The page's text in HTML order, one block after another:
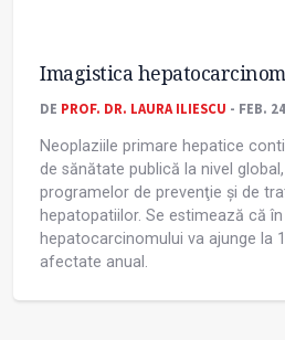
Imagistica
DE PROF. DR. LAURA ILIESCU - FEB.
Neoplaziile primare hepatice
de sănătate publică la nivel
programelor de prevenţie și de
hepatopatiilor. Se estimează că
hepatocarcinomului va ajunge la
afectate anual.